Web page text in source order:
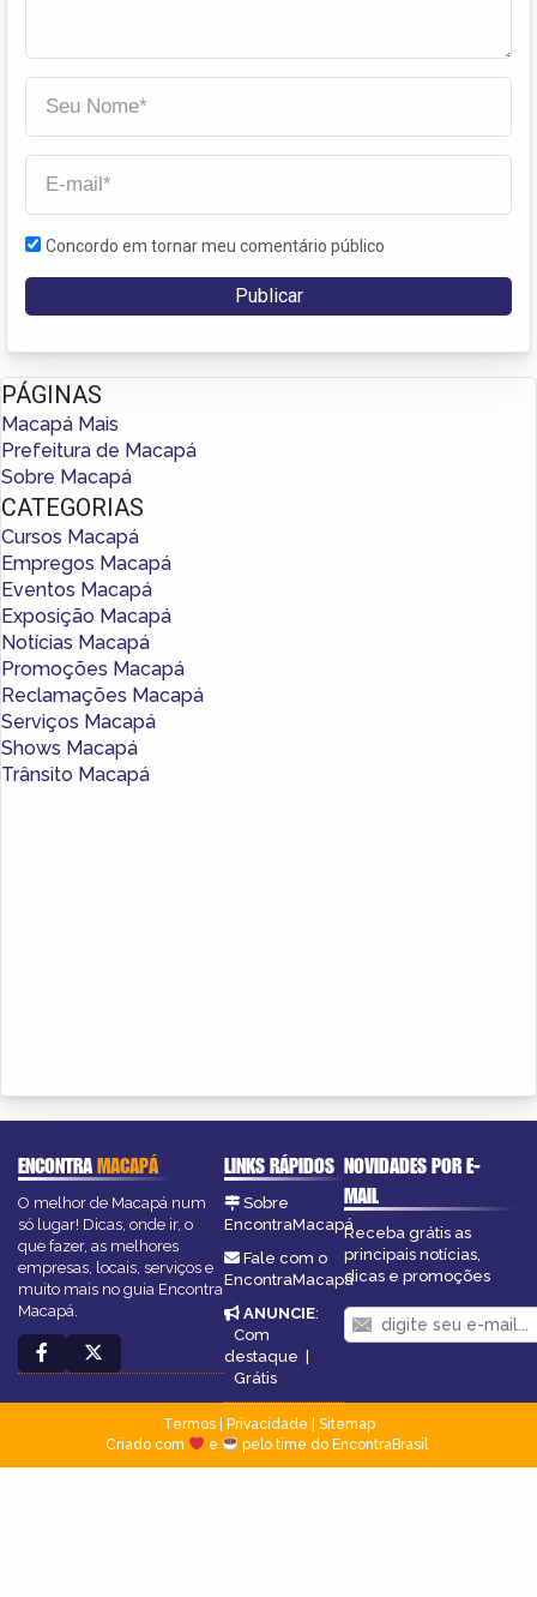
Concordo em tornar meu comentário público
PÁGINAS
Macapá Mais
Prefeitura de Macapá
Sobre Macapá
CATEGORIAS
Cursos Macapá
Empregos Macapá
Eventos Macapá
Exposição Macapá
Notícias Macapá
Promoções Macapá
Reclamações Macapá
Serviços Macapá
Shows Macapá
Trânsito Macapá
ENCONTRAMACAPÁ
O melhor de Macapá num
só lugar! Dicas, onde ir, o
que fazer, as melhores
empresas, locais, serviços e
muito mais no guia Encontra
Macapá.
LINKS RÁPIDOS
Sobre
EncontraMacapá
Fale com o
EncontraMacapá
ANUNCIE:
Com
destaque
Grátis
NOVIDADES POR E-
MAIL
Receba grátis as
principais notícias,
dicas e promoções
Termos| Privacidade
Sitemap
Criado com
e pelo time do EncontraBrasil